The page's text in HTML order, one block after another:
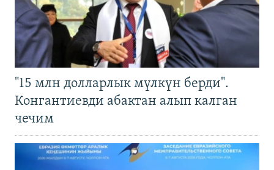
"15 млн долларлык мүлкүн берди".
Конгантиевди абактан алып калган
чечим